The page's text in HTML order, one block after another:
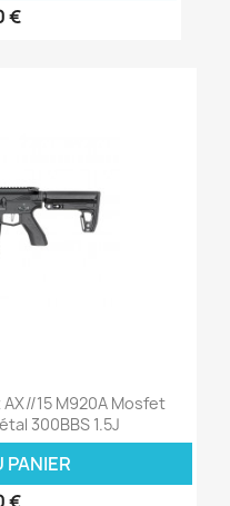
€
15 M920A Mosfet
300BBS 1.5J
PANIER